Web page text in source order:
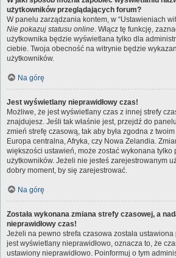
użytkowników przeglądających forum?
W panelu zarządzania kontem, w “Ustawieniach
Nie pokazuj statusu online. Włącz tę funkcję,
użytkownika będzie wyświetlana tylko dla
ciebie. Twoja obecność na witrynie będzie
użytkowników.
Na górę
Jest wyświetlany nieprawidłowy czas!
Możliwe, że jest wyświetlany czas z innej strefy
znajdujesz. Jeśli tak właśnie jest, przejdź do
zmień strefę czasową, tak aby była zgodna z
Europa centralna, Afryka, czy Nowa Zelandia.
większości ustawień, może zostać wykonana tylko
użytkowników. Jeżeli nie jesteś zarejestrowanym
dobry moment, by się zarejestrować.
Na górę
Została wykonana zmiana strefy czasowej, a
nieprawidłowy czas!
Jeżeli na pewno strefa czasowa została ustawiona
jest wyświetlany nieprawidłowo, oznacza to, że
ustawiony nieprawidłowo. Poinformuj o tym